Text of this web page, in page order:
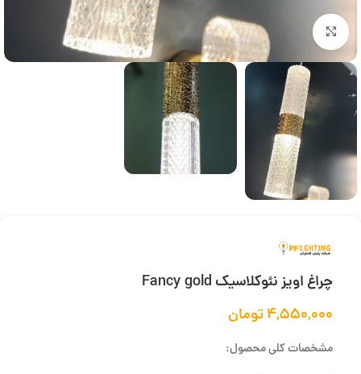
بزرگنمایی تصویر
چراغ اویز نئوکلاسیک Fancy gold
۴,۵۵۰,۰۰۰تومان
مشخصات کلی محصول: